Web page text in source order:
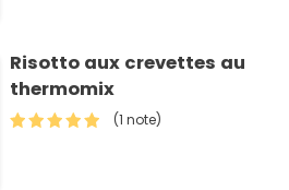
Risotto aux crevettes au
thermomix
(1 note)